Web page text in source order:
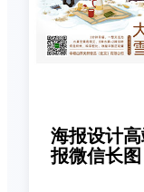
海报设计
报微信长图